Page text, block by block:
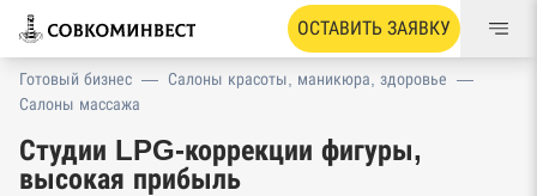
ОСТАВИТЬ ЗАЯВКУ
Готовый бизнес — Салоны красоты, маникюра, здоровье —
Салоны массажа
Студии LPG-коррекции фигуры,
высокая прибыль